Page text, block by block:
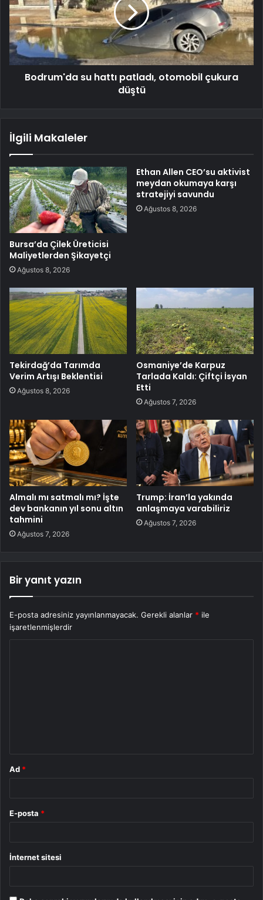
Bodrum'da su hattı patladı, otomobil çukura
düştü
İlgili Makaleler
Bursa’da Çilek Üreticisi
Maliyetlerden Şikayetçi
Ağustos 8, 2026
Ethan Allen CEO’su aktivist
meydan okumaya karşı
stratejiyi savundu
Ağustos 8, 2026
Tekirdağ’da Tarımda
Verim Artışı Beklentisi
Ağustos 8, 2026
Osmaniye’de Karpuz
Tarlada Kaldı: Çiftçi İsyan
Etti
Ağustos 7, 2026
Almalı mı satmalı mı? İşte
dev bankanın yıl sonu altın
tahmini
Ağustos 7, 2026
Trump: İran’la yakında
anlaşmaya varabiliriz
Ağustos 7, 2026
Bir yanıt yazın
E-posta adresiniz yayınlanmayacak. Gerekli alanlar * ile
işaretlenmişlerdir
Ad *
E-posta *
İnternet sitesi